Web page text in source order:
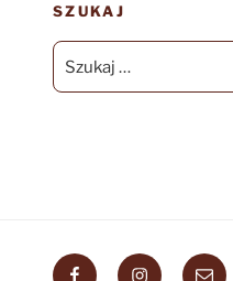
SZUKAJ
Szukaj:
FacebookInstagram
Email